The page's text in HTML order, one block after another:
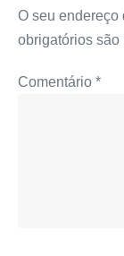
O seu endereço
obrigatórios são
Comentário *